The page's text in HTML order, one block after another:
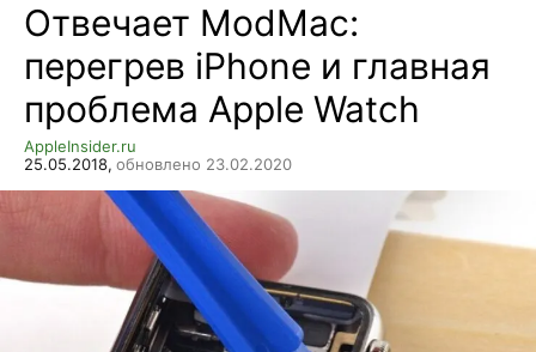
Отвечает ModMac:
перегрев iPhone и главная
проблема Apple Watch
AppleInsider.ru
25.05.2018, обновлено 23.02.2020